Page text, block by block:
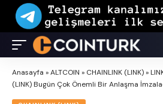
Anasayfa »ALTCOIN » CHAINLINK (LINK)»
(LINK) Bugün Çok Önemli Bir Anlaşma